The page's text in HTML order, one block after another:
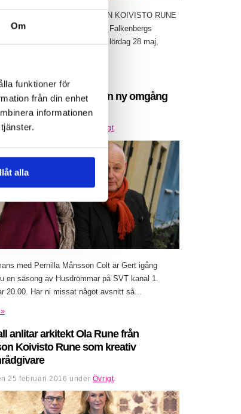
Om
funktioner för
från din enhet
informationen
alla
priset 2015 CLAESSON KOIVISTO RUNE
28 augusti 2016 Utställning på Falkenbergs
– designmuseum. Vernissage, lördag 28 maj,
är igång med en ny omgång
25 februari 2016 Övrigt.
med Pernilla Månsson Colt är Gert igång
en säsong av Husdrömmar på SVT kanal 1.
20.00. Har ni missat något avsnitt så...
anlitar arkitekt Ola Rune från
Koivisto Rune som kreativ
25 februari 2016 under Övrigt.